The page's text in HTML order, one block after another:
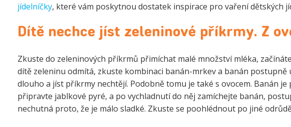
jídelníčky, které vám poskytnou dostatek inspirace pro vaření dětských
Dítě nechce jíst zeleninové příkrmy. Z
Zkuste do zeleninových příkrmů přimíchat malé množství mléka,
dítě zeleninu odmítá, zkuste kombinaci banán-mrkev a banán
dlouho a jíst příkrmy nechtějí. Podobně tomu je také s ovocem. Banán
připravte jablkové pyré, a po vychladnutí do něj zamíchejte banán,
nechutná proto, že je málo sladké. Zkuste se poohlédnout po jiné